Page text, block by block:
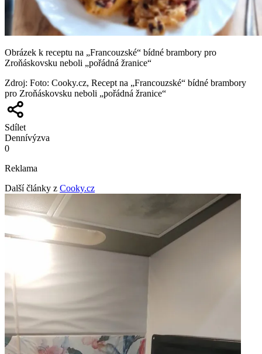
Obrázek k receptu na „Francouzské“ bídné brambory pro
Zroňáskovsku neboli „pořádná žranice“
Zdroj: Foto: Cooky.cz, Recept na „Francouzské“ bídné brambory
pro Zroňáskovsku neboli „pořádná žranice“
Sdílet
Dennívýzva
0
Reklama
Další články z Cooky.cz